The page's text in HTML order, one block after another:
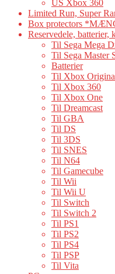
US Xbox 360
Limited Run, Super
Box protectors
Reservedele, batterier,
Til Sega Mega
Til Sega Master
Batterier
Til Xbox
Til Xbox 360
Til Xbox One
Til Dreamcast
Til GBA
Til DS
Til 3DS
Til SNES
Til N64
Til Gamecube
Til Wii
Til Wii U
Til Switch
Til Switch 2
Til PS1
Til PS2
Til PS4
Til PSP
Til Vita